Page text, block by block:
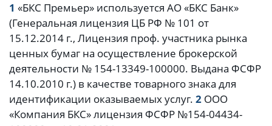
1 «БКС Премьер» используется АО «БКС Банк»
(Генеральная лицензия ЦБ РФ № 101 от
15.12.2014 г., Лицензия проф. участника рынка
ценных бумаг на осуществление брокерской
деятельности № 154-13349-100000. Выдана ФСФР
14.10.2010 г.) в качестве товарного знака для
идентификации оказываемых услуг. 2 ООО
«Компания БКС» лицензия ФСФР №154-04434-